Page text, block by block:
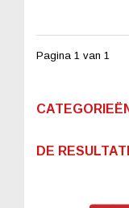
Pagina 1 van 1
CATEGORIEËN
DE